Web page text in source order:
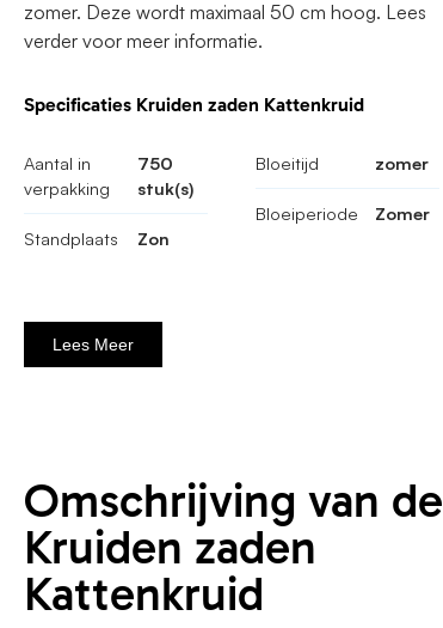
zomer. Deze wordt maximaal 50 cm hoog. Lees
verder voor meer informatie.
Specificaties Kruiden zaden Kattenkruid
Aantal in
verpakking
750
stuk(s)
Standplaats Zon
Bloeitijd zomer
Bloeiperiode Zomer
Lees Meer
Omschrijving van de
Kruiden zaden
Kattenkruid